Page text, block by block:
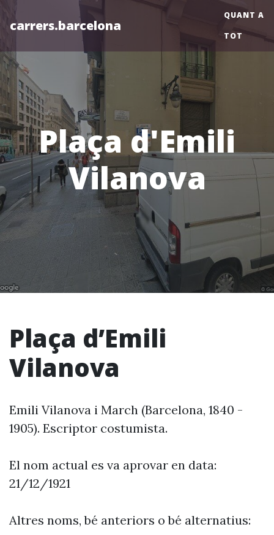
carrers.barcelona
QUANT A
TOT
Plaça d'Emili
Vilanova
Plaça d’Emili
Vilanova
Emili Vilanova i March (Barcelona, 1840 -
1905). Escriptor costumista.
El nom actual es va aprovar en data:
21/12/1921
Altres noms, bé anteriors o bé alternatius: